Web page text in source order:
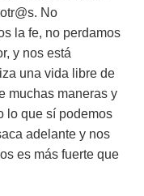
No
la fe, no perdamos
y nos está
una vida libre de
muchas maneras y
lo que sí podemos
adelante y nos
es más fuerte que